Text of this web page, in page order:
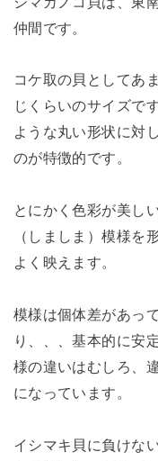
仲間です。
コケ取の貝としてあ
じくらいのサイズで
ような丸い形状に対
のが特徴的です。
とにかく色彩が美し
（しましま）模様を
よく映えます。
模様は個体差があっ
り、、、基本的に安
様の違いはむしろ、
になっています。
イシマキ貝に負けな